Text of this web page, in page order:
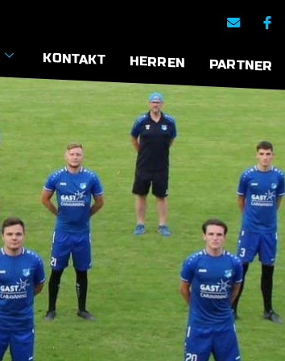
KONTAKT HERREN PARTNER